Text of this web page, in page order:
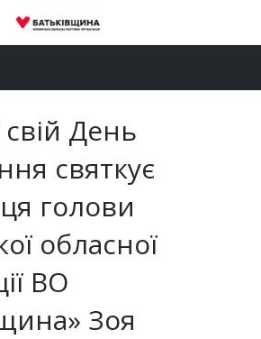
День
святкує
голови
обласної
ВО
Зоя